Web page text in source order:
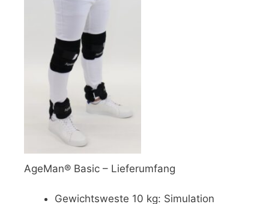
AgeMan® Basic – Lieferumfang
Gewichtsweste 10 kg: Simulation